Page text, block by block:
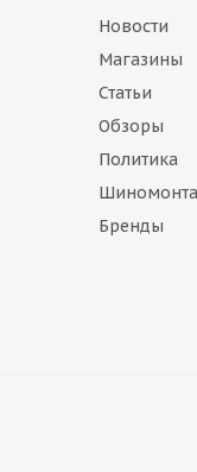
Новости
Магазины
Статьи
Обзоры
Политика
Бренды